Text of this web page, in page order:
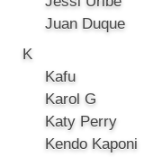
Juan Duque
K
Kafu
Karol G
Katy Perry
Kendo Kaponi